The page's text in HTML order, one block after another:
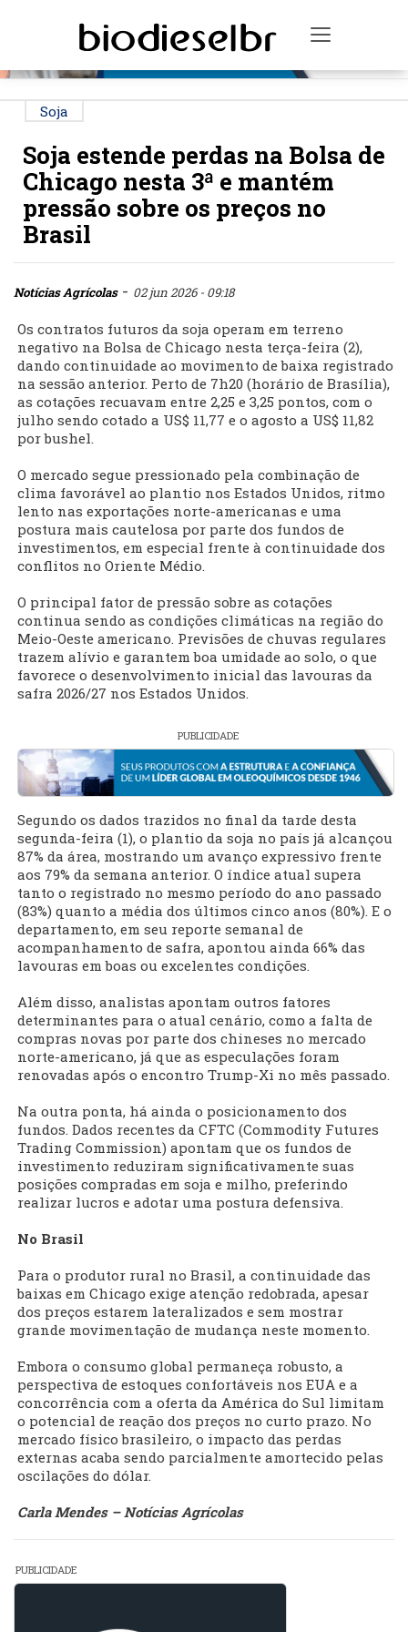
Toggle
Soja
Soja estende perdas na Bolsa de
Chicago nesta 3ª e mantém
pressão sobre os preços no
Brasil
Notícias Agrícolas- 02 jun 2026 - 09:18
Os contratos futuros da soja operam em terreno
negativo na Bolsa de Chicago nesta terça-feira (2),
dando continuidade ao movimento de baixa registrado
na sessão anterior. Perto de 7h20 (horário de Brasília),
as cotações recuavam entre 2,25 e 3,25 pontos, com o
julho sendo cotado a US$ 11,77 e o agosto a US$ 11,82
por bushel.
O mercado segue pressionado pela combinação de
clima favorável ao plantio nos Estados Unidos, ritmo
lento nas exportações norte-americanas e uma
postura mais cautelosa por parte dos fundos de
investimentos, em especial frente à continuidade dos
conflitos no Oriente Médio.
O principal fator de pressão sobre as cotações
continua sendo as condições climáticas na região do
Meio-Oeste americano. Previsões de chuvas regulares
trazem alívio e garantem boa umidade ao solo, o que
favorece o desenvolvimento inicial das lavouras da
safra 2026/27 nos Estados Unidos.
PUBLICIDADE
Segundo os dados trazidos no final da tarde desta
segunda-feira (1), o plantio da soja no país já alcançou
87% da área, mostrando um avanço expressivo frente
aos 79% da semana anterior. O índice atual supera
tanto o registrado no mesmo período do ano passado
(83%) quanto a média dos últimos cinco anos (80%). E o
departamento, em seu reporte semanal de
acompanhamento de safra, apontou ainda 66% das
lavouras em boas ou excelentes condições.
Além disso, analistas apontam outros fatores
determinantes para o atual cenário, como a falta de
compras novas por parte dos chineses no mercado
norte-americano, já que as especulações foram
renovadas após o encontro Trump-Xi no mês passado.
Na outra ponta, há ainda o posicionamento dos
fundos. Dados recentes da CFTC (Commodity Futures
Trading Commission) apontam que os fundos de
investimento reduziram significativamente suas
posições compradas em soja e milho, preferindo
realizar lucros e adotar uma postura defensiva.
No Brasil
Para o produtor rural no Brasil, a continuidade das
baixas em Chicago exige atenção redobrada, apesar
dos preços estarem lateralizados e sem mostrar
grande movimentação de mudança neste momento.
Embora o consumo global permaneça robusto, a
perspectiva de estoques confortáveis nos EUA e a
concorrência com a oferta da América do Sul limitam
o potencial de reação dos preços no curto prazo. No
mercado físico brasileiro, o impacto das perdas
externas acaba sendo parcialmente amortecido pelas
oscilações do dólar.
Carla Mendes – Notícias Agrícolas
PUBLICIDADE